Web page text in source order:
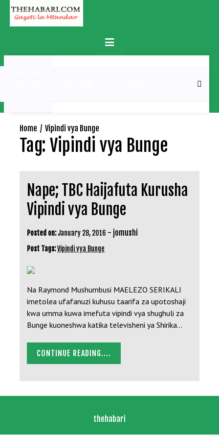
Skip
content
Primary
Menu
MICHEZO
Home Vipindi vya Bunge
Tag: Vipindi vya Bunge
Nape; TBC Haijafuta Kurusha
Vipindi vya Bunge
Posted on: January 28, 2016 - jomushi
Post Tags:Vipindi vya Bunge
Na Raymond Mushumbusi MAELEZO SERIKALI
imetolea ufafanuzi kuhusu taarifa za upotoshaji
kwa umma kuwa imefuta vipindi vya shughuli za
Bunge kuoneshwa katika televisheni ya Shirika…
CONTINUE READING....
thehabari